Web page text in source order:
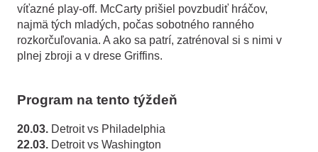
víťazné play-off. McCarty prišiel povzbudiť hráčov,
najmä tých mladých, počas sobotného ranného
rozkorčuľovania. A ako sa patrí, zatrénoval si s nimi v
plnej zbroji a v drese Griffins.
Program na tento týždeň
20.03. Detroit vs Philadelphia
22.03. Detroit vs Washington